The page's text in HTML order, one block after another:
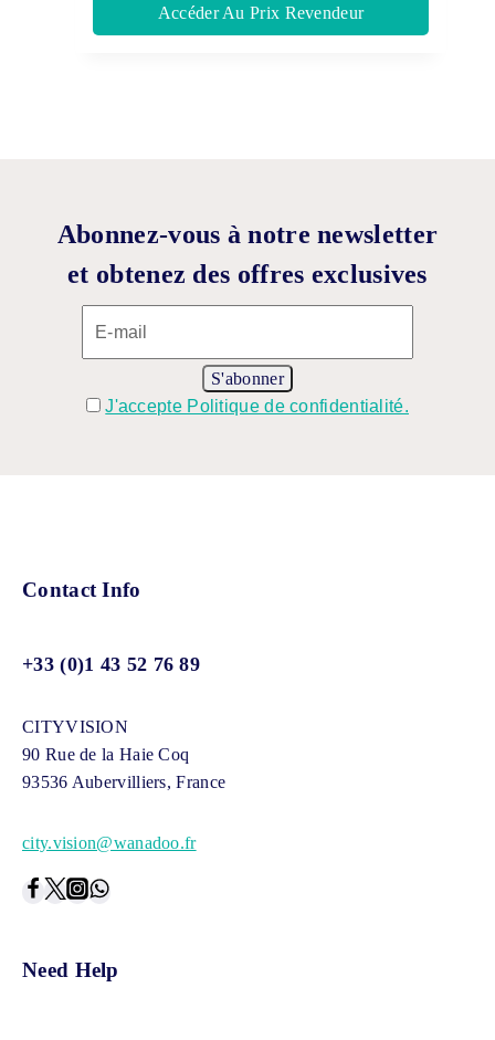
Accéder Au Prix Revendeur
Abonnez-vous à notre newsletter
et obtenez des offres exclusives
J'accepte Politique de confidentialité.
Contact Info
+33 (0)1 43 52 76 89
CITYVISION
90 Rue de la Haie Coq
93536 Aubervilliers, France
city.vision@wanadoo.fr
Need Help